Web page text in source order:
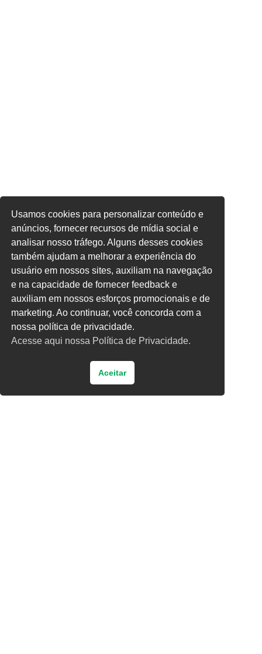
Usamos cookies para personalizar conteúdo e
anúncios, fornecer recursos de mídia social e
analisar nosso tráfego. Alguns desses cookies
também ajudam a melhorar a experiência do
usuário em nossos sites, auxiliam na navegação
e na capacidade de fornecer feedback e
auxiliam em nossos esforços promocionais e de
marketing. Ao continuar, você concorda com a
nossa política de privacidade.
Acesse aqui nossa Política de Privacidade.
Aceitar